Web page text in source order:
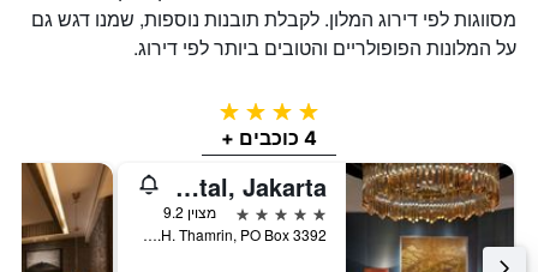
מסווגות לפי דירוג המלון. לקבלת תובנות נוספות, שמנו דגש גם
על המלונות הפופולריים והטובים ביותר לפי דירוג.
4 כוכבים
4 כוכבים +
Mandarin Oriental, Jakarta
5 כוכבים
מצוין 9.2
Jalan M.H. Thamrin, PO Box 3392, ג'קרטה, אינדונזיה